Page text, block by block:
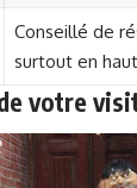
Conseillé de
surtout en
votre